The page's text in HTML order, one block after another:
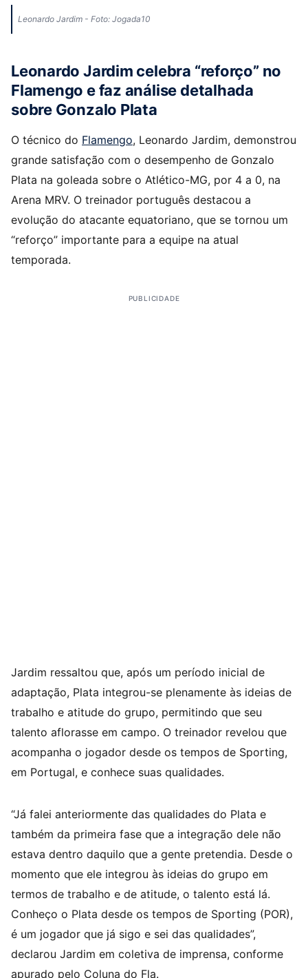
Leonardo Jardim - Foto: Jogada10
Leonardo Jardim celebra “reforço” no
Flamengo e faz análise detalhada
sobre Gonzalo Plata
O técnico do Flamengo, Leonardo Jardim, demonstrou
grande satisfação com o desempenho de Gonzalo
Plata na goleada sobre o Atlético-MG, por 4 a 0, na
Arena MRV. O treinador português destacou a
evolução do atacante equatoriano, que se tornou um
“reforço” importante para a equipe na atual
temporada.
PUBLICIDADE
Jardim ressaltou que, após um período inicial de
adaptação, Plata integrou-se plenamente às ideias de
trabalho e atitude do grupo, permitindo que seu
talento aflorasse em campo. O treinador revelou que
acompanha o jogador desde os tempos de Sporting,
em Portugal, e conhece suas qualidades.
“Já falei anteriormente das qualidades do Plata e
também da primeira fase que a integração dele não
estava dentro daquilo que a gente pretendia. Desde o
momento que ele integrou às ideias do grupo em
termos de trabalho e de atitude, o talento está lá.
Conheço o Plata desde os tempos de Sporting (POR),
é um jogador que já sigo e sei das qualidades”,
declarou Jardim em coletiva de imprensa, conforme
apurado pelo Coluna do Fla.